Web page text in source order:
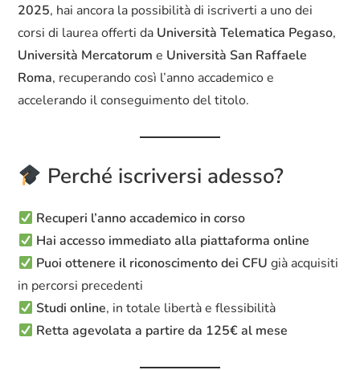
2025, hai ancora la possibilità di iscriverti a uno dei
corsi di laurea offerti da Università Telematica Pegaso,
Università Mercatorum e Università San Raffaele
Roma, recuperando così l’anno accademico e
accelerando il conseguimento del titolo.
Perché iscriversi adesso?
Recuperi l’anno accademico in corso
Hai accesso immediato alla piattaforma online
Puoi ottenere il riconoscimento dei CFU già acquisiti
in percorsi precedenti
Studi online, in totale libertà e flessibilità
Retta agevolata a partire da 125€ al mese